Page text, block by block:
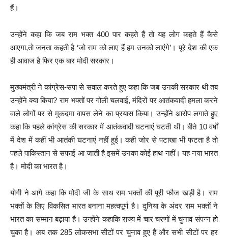
हैं।
उन्होंने कहा कि जब राम भक्त 400 पार कहते हैं तो यह लोग कहते हैं कैसे
आएगा,तो जनता कहती है ‘जो राम को लाए हैं हम उनको लाएंगे’। पूरे देश की एक
ही आवाज है फिर एक बार मोदी सरकार।
मुख्यमंत्री ने कांग्रेस-सपा से सवाल करते हुए कहा कि जब उनकी सरकार थी तब
उन्होंने क्या किया? राम भक्तों पर गोली चलवाई, मंदिरों पर आतंकवादी हमला करने
वाले लोगों पर से मुकदमा वापस लेने का प्रयास किया। उन्होंने आरोप लगाते हुए
कहा कि पहले कांग्रेस की सरकार में आतंकवादी घटनाएं घटती थी। बीते 10 वर्षों
में देश में कहीं भी आतंकी घटनाएं नहीं हुई। कही जोर से पटाखा भी फटता है तो
पहले पाकिस्तान से सफाई आ जाती है इसमें उनका कोई हाथ नहीं। यह नया भारत
है। मोदी का भारत है।
योगी ने आगे कहा कि मोदी जी के साथ राम भक्तों की पूरी फौज खड़ी है। राम
भक्तों के लिए विकसित भारत बनाना महत्वपूर्ण है। दुनिया के अंदर राम भक्तों ने
भारत का सम्मान बढ़ाया है। उन्होंने कहाकि राज्य में चार चरणों में चुनाव संपन्न हो
चुका है। अब तक 285 लोकसभा सीटों पर चुनाव हुए हैं और सभी सीटों पर हर